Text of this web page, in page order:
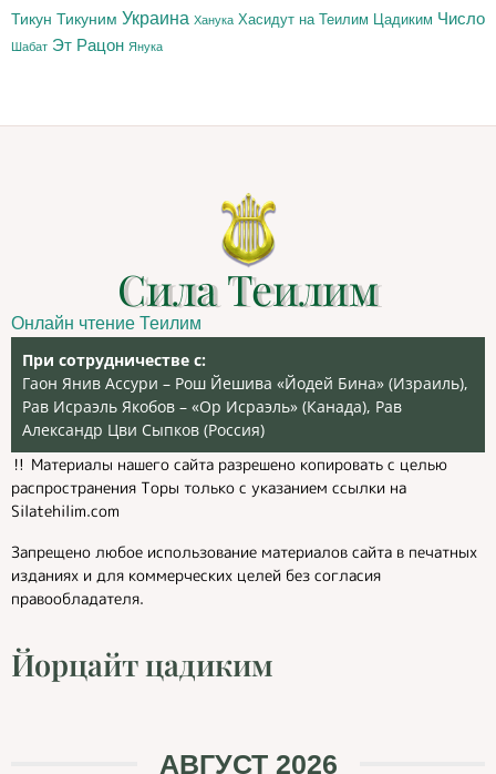
Тикун Тикуним Украина Ханука Хасидут на Теилим Цадиким Число
Шабат Эт Рацон Янука
Сила Теилим
Онлайн чтение Теилим
При сотрудничестве с:
Гаон Янив Ассури – Рош Йешива «Йодей Бина» (Израиль),
Рав Исраэль Якобов – «Ор Исраэль» (Канада), Рав
Александр Цви Сыпков (Россия)
‼️ Материалы нашего сайта разрешено копировать с целью
распространения Торы только с указанием ссылки на
Silatehilim.com
Запрещено любое использование материалов сайта в печатных
изданиях и для коммерческих целей без согласия
правообладателя.
Йорцайт цадиким
АВГУСТ 2026